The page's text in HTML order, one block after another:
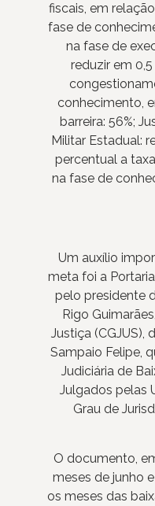
fiscais, em
fase de
na fase de
reduzir em
conhecimento,
barreira: 56%;
Militar Estadual:
percentual a
na fase de
Um auxílio
meta foi a
pelo presidente
Rigo
Justiça (CGJUS),
Sampaio Felipe,
Judiciária de
Julgados pelas
Grau de
O documento,
meses de junho
os meses das